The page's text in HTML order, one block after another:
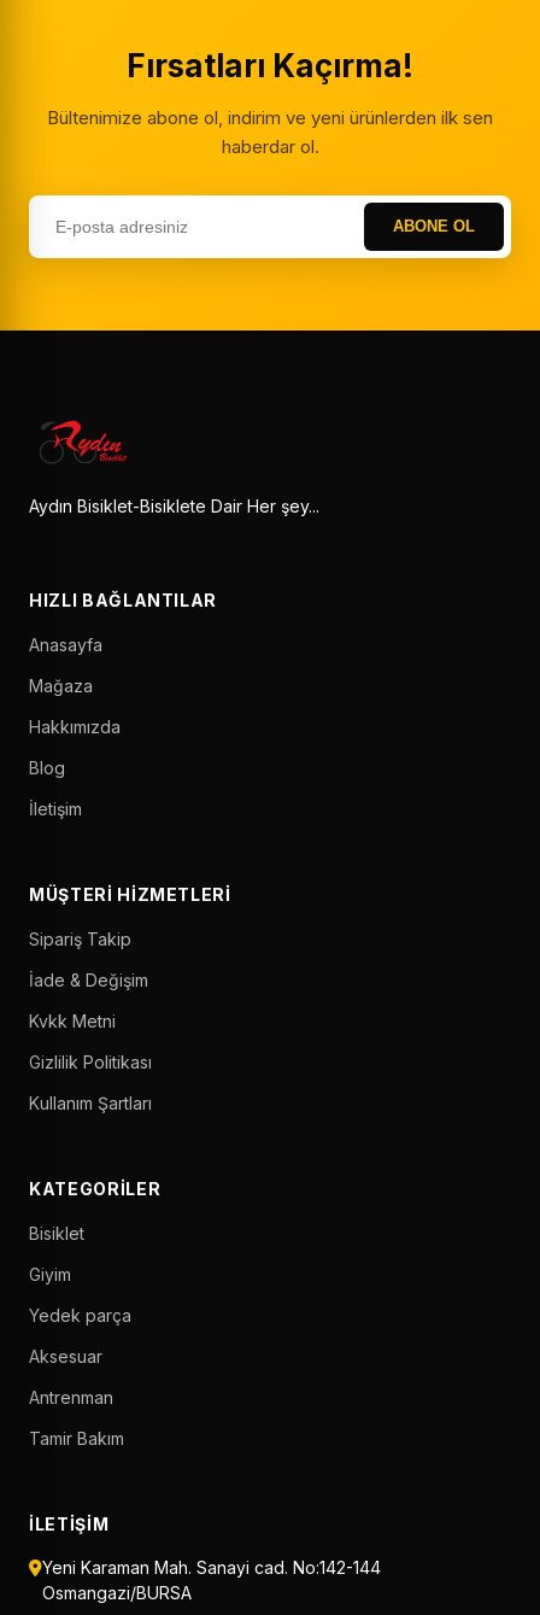
Fırsatları Kaçırma!
Bültenimize abone ol, indirim ve yeni ürünlerden ilk sen
haberdar ol.
ABONE OL
Aydın Bisiklet-Bisiklete Dair Her şey...
HIZLI BAĞLANTILAR
Anasayfa
Mağaza
Hakkımızda
Blog
İletişim
MÜŞTERI HIZMETLERI
Sipariş Takip
İade & Değişim
Kvkk Metni
Gizlilik Politikası
Kullanım Şartları
KATEGORILER
Bisiklet
Giyim
Yedek parça
Aksesuar
Antrenman
Tamir Bakım
İLETIŞIM
Yeni Karaman Mah. Sanayi cad. No:142-144
Osmangazi/BURSA